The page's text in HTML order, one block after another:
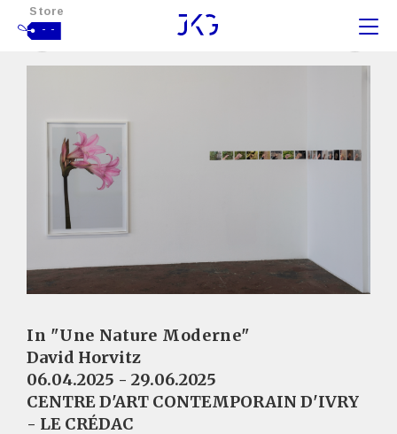
Store
- -
In "Une Nature Moderne"
David Horvitz
06.04.2025 - 29.06.2025
CENTRE D'ART CONTEMPORAIN D'IVRY
- LE CRÉDAC